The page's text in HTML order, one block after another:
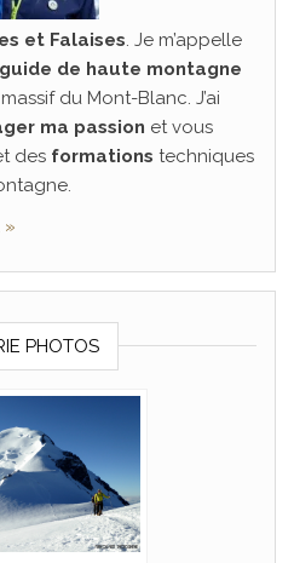
et Falaises. Je m’appelle
guide de haute montagne
du Mont-Blanc. J’ai
ma passion et vous
des formations techniques
»
PHOTOS